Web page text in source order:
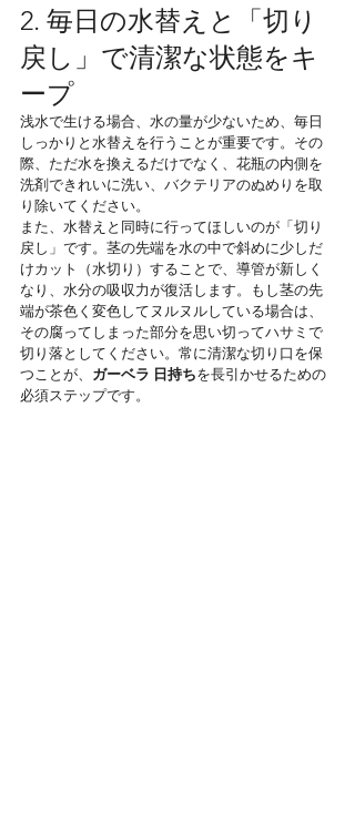
2. 毎日の水替えと「切り
戻し」で清潔な状態をキ
ープ
浅水で生ける場合、水の量が少ないため、毎日
しっかりと水替えを行うことが重要です。その
際、ただ水を換えるだけでなく、花瓶の内側を
洗剤できれいに洗い、バクテリアのぬめりを取
り除いてください。
また、水替えと同時に行ってほしいのが「切り
戻し」です。茎の先端を水の中で斜めに少しだ
けカット（水切り）することで、導管が新しく
なり、水分の吸収力が復活します。もし茎の先
端が茶色く変色してヌルヌルしている場合は、
その腐ってしまった部分を思い切ってハサミで
切り落としてください。常に清潔な切り口を保
つことが、 ガーベラ 日持ちを長引かせるための
必須ステップです。